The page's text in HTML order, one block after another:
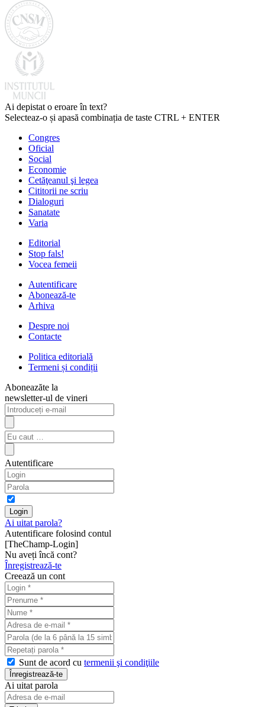
Ai depistat o eroare în text?
Selecteaz-o și apasă combinația de taste CTRL + ENTER
Congres
Oficial
Social
Economie
Cetăţeanul şi legea
Cititorii ne scriu
Dialoguri
Sanatate
Varia
Editorial
Stop fals!
Vocea femeii
Autentificare
Abonează-te
Arhiva
Despre noi
Contacte
Politica editorială
Termeni și condiții
Aboneazăte la
newsletter-ul de vineri
Autentificare
Ai uitat parola?
Autentificare folosind contul
[TheChamp-Login]
Nu aveți încă cont?
Înregistrează-te
Creează un cont
Sunt de acord cu termenii şi condiţiile
Ai uitat parola